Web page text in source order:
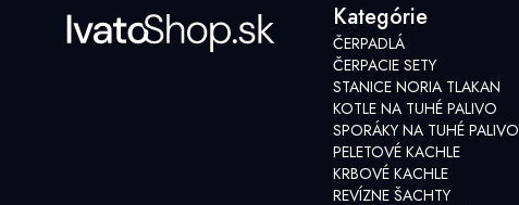
Kategórie
ČERPADLÁ
ČERPACIE SETY
STANICE NORIA TLAKAN
KOTLE NA TUHÉ PALIVO
SPORÁKY NA TUHÉ PALIVO
PELETOVÉ KACHLE
KRBOVÉ KACHLE
REVÍZNE ŠACHTY